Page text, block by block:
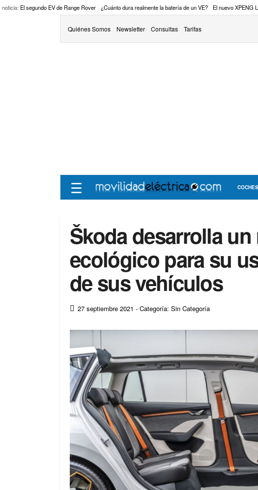
noticia: El segundo EV de Range Rover ¿Cuánto dura realmente la batería de un VE? El nuevo XPENG
Quiénes Somos Newsletter Consultas Tarifas
☰
Škoda desarrolla un
ecológico para su
de sus vehículos
27 septiembre 2021 - Categoría: Sin Categoría